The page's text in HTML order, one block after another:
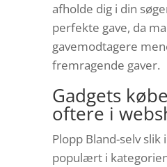
afholde dig i din
perfekte gave, da
gavemodtagere
fremragende gaver.
Gadgets
oftere i
Plopp Bland-selv slik
populært i